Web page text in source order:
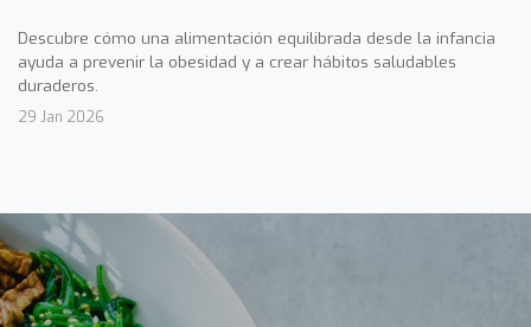
Descubre cómo una alimentación equilibrada desde la infancia
ayuda a prevenir la obesidad y a crear hábitos saludables
duraderos.
29 Jan 2026